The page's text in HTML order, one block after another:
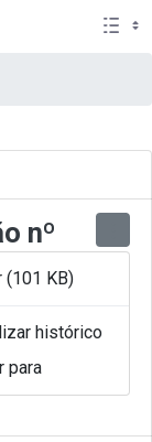
nº
(101 KB)
histórico
para